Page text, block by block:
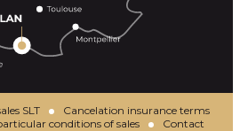
SLT
Cancelation insurance terms
conditions of sales
Contact